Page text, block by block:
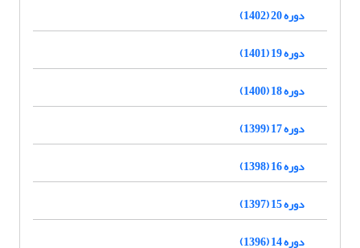
دوره 20 (1402)
دوره 19 (1401)
دوره 18 (1400)
دوره 17 (1399)
دوره 16 (1398)
دوره 15 (1397)
دوره 14 (1396)